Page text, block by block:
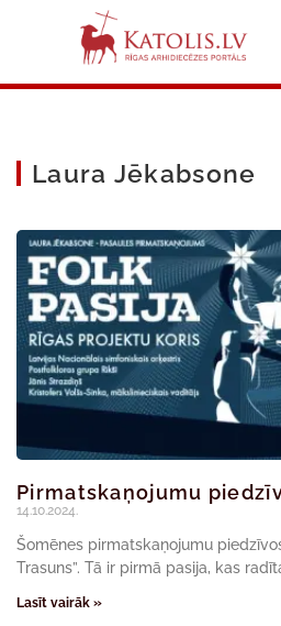
Laura Jēkabsone
Pirmatskaņojumu
14.10.2024.
Šomēnes pirmatskaņojumu
Trasuns”. Tā ir pirmā pasija, kas
Lasīt vairāk »